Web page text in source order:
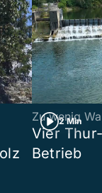
2 Min
Zu wenig
Vier
Betrieb